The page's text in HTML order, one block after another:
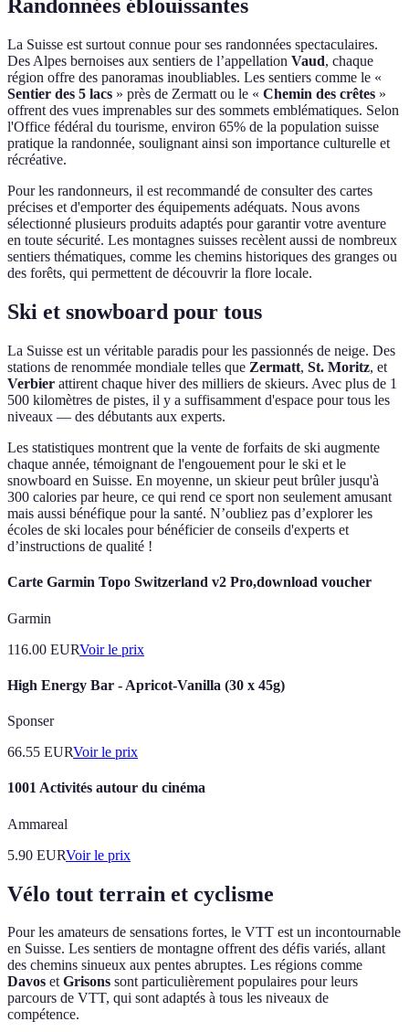
Randonnées éblouissantes
La Suisse est surtout connue pour ses randonnées spectaculaires.
Des Alpes bernoises aux sentiers de l’appellation Vaud, chaque
région offre des panoramas inoubliables. Les sentiers comme le «
Sentier des 5 lacs » près de Zermatt ou le « Chemin des crêtes »
offrent des vues imprenables sur des sommets emblématiques. Selon
l'Office fédéral du tourisme, environ 65% de la population suisse
pratique la randonnée, soulignant ainsi son importance culturelle et
récréative.
Pour les randonneurs, il est recommandé de consulter des cartes
précises et d'emporter des équipements adéquats. Nous avons
sélectionné plusieurs produits adaptés pour garantir votre aventure
en toute sécurité. Les montagnes suisses recèlent aussi de nombreux
sentiers thématiques, comme les chemins historiques des granges ou
des forêts, qui permettent de découvrir la flore locale.
Ski et snowboard pour tous
La Suisse est un véritable paradis pour les passionnés de neige. Des
stations de renommée mondiale telles que Zermatt, St. Moritz, et
Verbier attirent chaque hiver des milliers de skieurs. Avec plus de 1
500 kilomètres de pistes, il y a suffisamment d'espace pour tous les
niveaux — des débutants aux experts.
Les statistiques montrent que la vente de forfaits de ski augmente
chaque année, témoignant de l'engouement pour le ski et le
snowboard en Suisse. En moyenne, un skieur peut brûler jusqu'à
300 calories par heure, ce qui rend ce sport non seulement amusant
mais aussi bénéfique pour la santé. N’oubliez pas d’explorer les
écoles de ski locales pour bénéficier de conseils d'experts et
d’instructions de qualité !
Carte Garmin Topo Switzerland v2 Pro,download voucher
Garmin
116.00 EURVoir le prix
High Energy Bar - Apricot-Vanilla (30 x 45g)
Sponser
66.55 EURVoir le prix
1001 Activités autour du cinéma
Ammareal
5.90 EURVoir le prix
Vélo tout terrain et cyclisme
Pour les amateurs de sensations fortes, le VTT est un incontournable
en Suisse. Les sentiers de montagne offrent des défis variés, allant
des chemins sinueux aux pentes abruptes. Les régions comme
Davos etGrisons sont particulièrement populaires pour leurs
parcours de VTT, qui sont adaptés à tous les niveaux de
compétence.